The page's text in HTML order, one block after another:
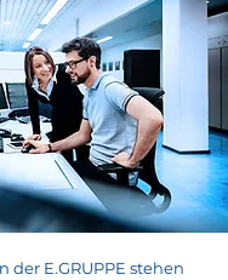
der E.GRUPPE stehen